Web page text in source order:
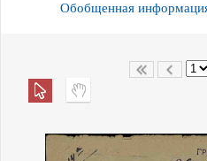
Обобщенная